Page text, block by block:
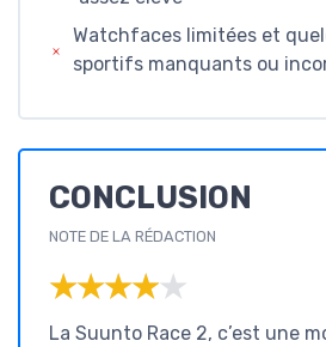
Watchfaces limitées et
sportifs manquants ou
CONCLUSION
NOTE DE LA RÉDACTION
★★★★★
★★★★★
La Suunto Race 2, c’est une